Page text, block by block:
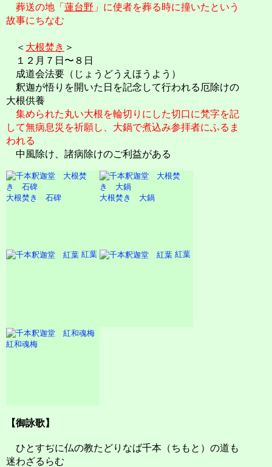
葬送の地「 蓮台野 」に使者を葬る時に撞いたという
故事にちなむ
＜ 大根焚き ＞
１２月７日〜８日
成道会法要（じょうどうえほうよう）
釈迦が悟りを開いた日を記念して行われる厄除けの
大根供養
集められた丸い大根を輪切りにした切口に梵字を記
して無病息災を祈願し、大鍋で煮込み参拝者にふるま
われる
中風除け、諸病除けのご利益がある
大根焚き 石碑 大根焚き 大鍋
紅葉 紅葉
紅和魂梅
【御詠歌】
ひとすぢに仏の教たどりなば千本（ちもと）の道も
迷わざるらむ